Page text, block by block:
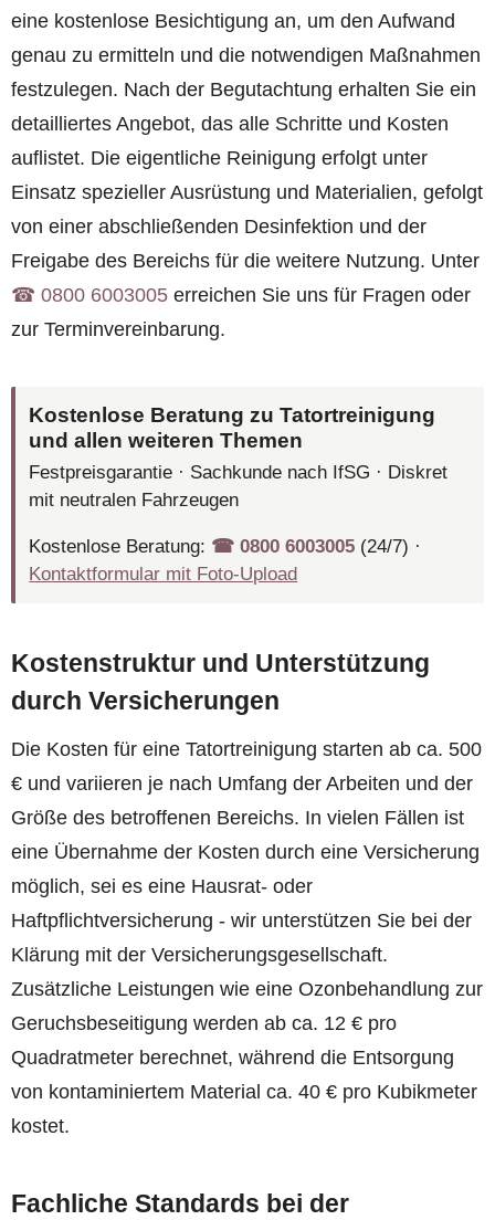
eine kostenlose Besichtigung an, um den Aufwand
genau zu ermitteln und die notwendigen Maßnahmen
festzulegen. Nach der Begutachtung erhalten Sie ein
detailliertes Angebot, das alle Schritte und Kosten
auflistet. Die eigentliche Reinigung erfolgt unter
Einsatz spezieller Ausrüstung und Materialien, gefolgt
von einer abschließenden Desinfektion und der
Freigabe des Bereichs für die weitere Nutzung. Unter
☎︎ 0800 6003005 erreichen Sie uns für Fragen oder
zur Terminvereinbarung.
Kostenlose Beratung zu Tatortreinigung
und allen weiteren Themen
Festpreisgarantie · Sachkunde nach IfSG · Diskret
mit neutralen Fahrzeugen
Kostenlose Beratung: ☎︎ 0800 6003005 (24/7) ·
Kontaktformular mit Foto-Upload
Kostenstruktur und Unterstützung
durch Versicherungen
Die Kosten für eine Tatortreinigung starten ab ca. 500
€ und variieren je nach Umfang der Arbeiten und der
Größe des betroffenen Bereichs. In vielen Fällen ist
eine Übernahme der Kosten durch eine Versicherung
möglich, sei es eine Hausrat- oder
Haftpflichtversicherung - wir unterstützen Sie bei der
Klärung mit der Versicherungsgesellschaft.
Zusätzliche Leistungen wie eine Ozonbehandlung zur
Geruchsbeseitigung werden ab ca. 12 € pro
Quadratmeter berechnet, während die Entsorgung
von kontaminiertem Material ca. 40 € pro Kubikmeter
kostet.
Fachliche Standards bei der